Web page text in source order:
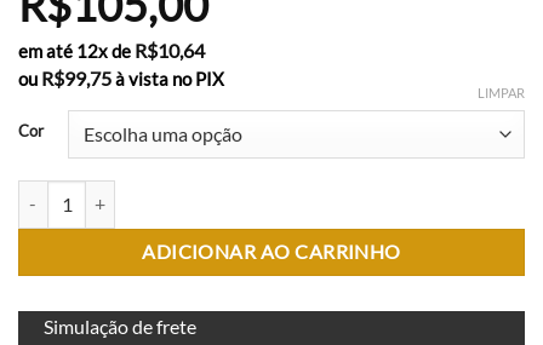
em até 12x de R$10,64
ou R$99,75à vista no PIX
Cor
LIMPAR
ADICIONAR AO CARRINHO
Simulação de frete